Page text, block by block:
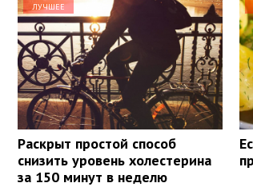
ЛУЧШЕЕ
Раскрыт простой способ
снизить уровень холестерина
за 150 минут в неделю